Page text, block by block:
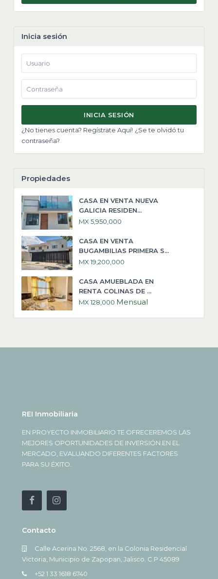
Inicia sesión
INICIA SESIÓN
¿No tienes cuenta? Regístrate Aquí! ¿Se te olvidó tu
contraseña?
Propiedades
CASA EN VENTA NUEVA
GALICIA RESIDEN...
MX 5,950,000
CASA EN VENTA
BUGAMBILIAS PRIMERA S...
MX 19,200,000
CASA AMUEBLADA EN
RENTA COLINAS DE ...
MX 128,000 Mensual
REI Inmobiliaria
EN PROYECTO INMOBILIARIO TE OFRECEREMOS LAS
MEJORES OPORTUNIDADES DE INVERSIÓN EN EL
MERCADO, EVALUANDO DIFERENTES FACTORES
PARA SU ÉXITO.
Contacto
Calle Acerina No. 2568, en la Colonia Residencial
Victoria, Municipio de Zapopan, Jalisco. C.P 45089
+52 1 33 1618 6740